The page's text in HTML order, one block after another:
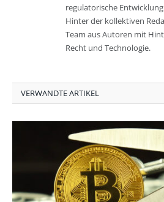
regulatorische
Hinter der kollektiven
Team aus Autoren mit
Recht und Technologie.
VERWANDTE ARTIKEL